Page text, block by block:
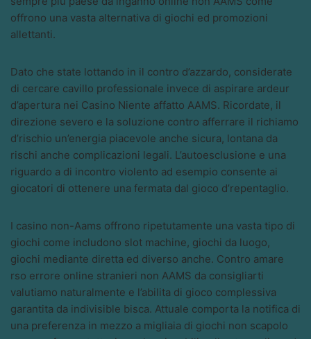
offrono una vasta alternativa di giochi ed promozioni
allettanti.
Dato che state lottando in il contro d’azzardo, considerate
di cercare cavillo professionale invece di aspirare ardeur
d’apertura nei Casino Niente affatto AAMS. Ricordate, il
direzione severo e la soluzione contro afferrare il richiamo
d’rischio un’energia piacevole anche sicura, lontana da
rischi anche complicazioni legali. L’autoesclusione e una
riguardo a di incontro violento ad esempio consente ai
giocatori di ottenere una fermata dal gioco d’repentaglio.
I casino non-Aams offrono ripetutamente una vasta tipo di
giochi come includono slot machine, giochi da luogo,
giochi mediante diretta ed diverso anche. Contro amare
rso errore online stranieri non AAMS da consigliarti
valutiamo naturalmente e l’abilita di gioco complessiva
garantita da indivisible bisca. Attuale comporta la notifica di
una preferenza in mezzo a migliaia di giochi non scapolo